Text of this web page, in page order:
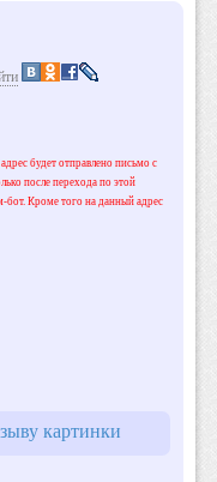
будет отправлено письмо с
после перехода по этой
бот. Кроме того на данный адрес
картинки